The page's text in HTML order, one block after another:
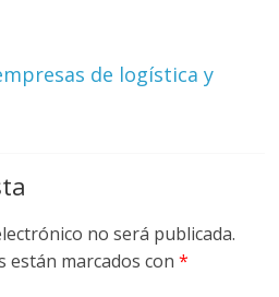
de logística y
no será publicada.
están marcados con*